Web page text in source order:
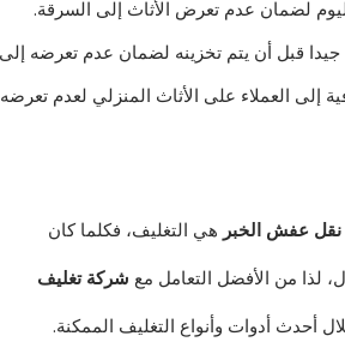
لضمان عدم تعرض الأثاث إلى السرقة.
جيدا قبل أن يتم تخزينه لضمان عدم تعرضه
إلى العملاء على الأثاث المنزلي لعدم
عفش الخبر هي التغليف، فكلما كان
لذا من الأفضل التعامل مع شركة تغليف
أحدث أدوات وأنواع التغليف الممكنة.